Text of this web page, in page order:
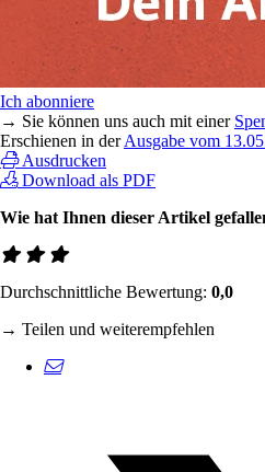
Ich abonniere
→ Sie können uns auch mit einer
Erschienen in derAusgabe vom
Ausdrucken
Download als PDF
Wie hat Ihnen dieser Artikel
Durchschnittliche Bewertung: 0,0
→ Teilen und weiterempfehlen